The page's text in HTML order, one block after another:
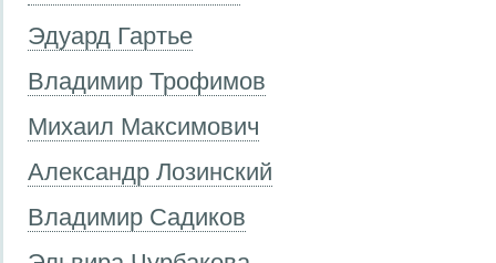
Эдуард Гартье
Владимир Трофимов
Михаил Максимович
Александр Лозинский
Владимир Садиков